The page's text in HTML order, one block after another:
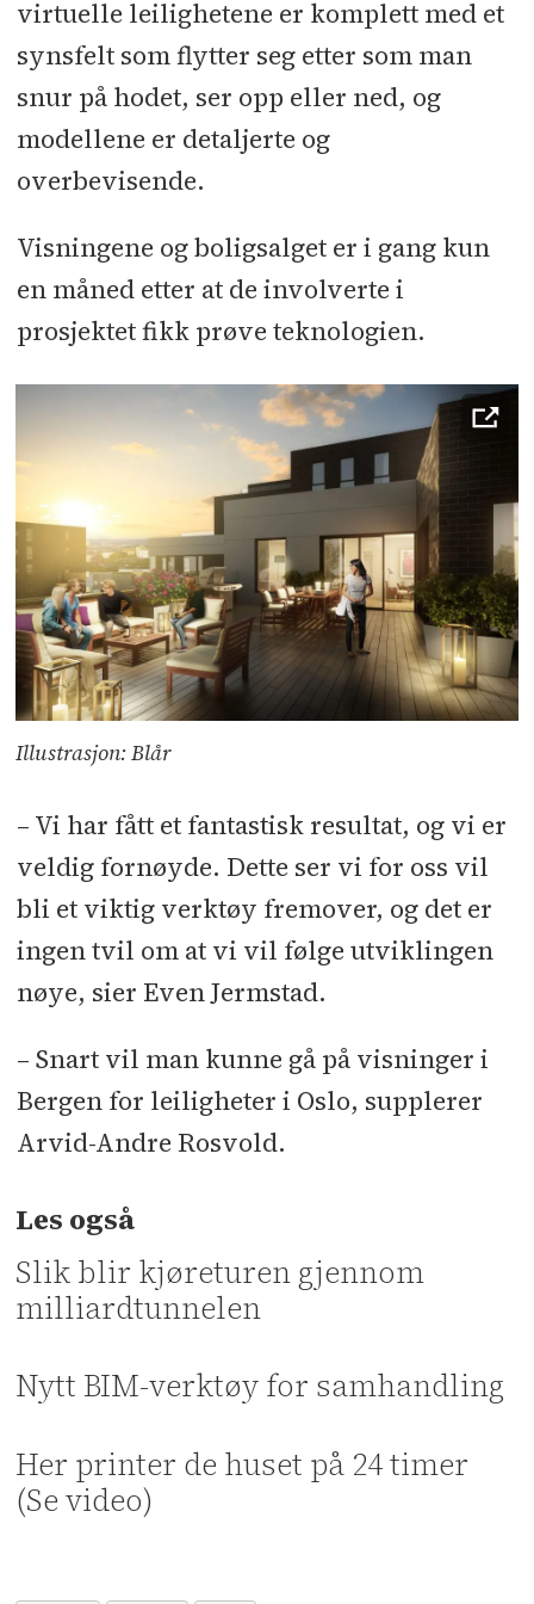
virtuelle leilighetene er komplett med et
synsfelt som flytter seg etter som man
snur på hodet, ser opp eller ned, og
modellene er detaljerte og
overbevisende.
Visningene og boligsalget er i gang kun
en måned etter at de involverte i
prosjektet fikk prøve teknologien.
Illustrasjon: Blår
– Vi har fått et fantastisk resultat, og vi er
veldig fornøyde. Dette ser vi for oss vil
bli et viktig verktøy fremover, og det er
ingen tvil om at vi vil følge utviklingen
nøye, sier Even Jermstad.
– Snart vil man kunne gå på visninger i
Bergen for leiligheter i Oslo, supplerer
Arvid-Andre Rosvold.
Les også
Slik blir kjøreturen gjennom
milliardtunnelen
Nytt BIM-verktøy for samhandling
Her printer de huset på 24 timer
(Se video)